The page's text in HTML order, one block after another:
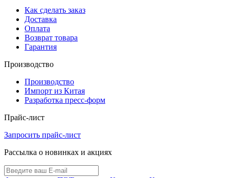
Как сделать заказ
Доставка
Оплата
Возврат товара
Гарантия
Производство
Производство
Импорт из Китая
Разработка пресс-форм
Прайс-лист
Запросить прайс-лист
Рассылка о новинках и акциях